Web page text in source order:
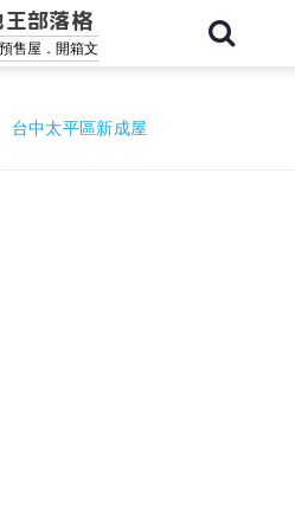
王部落格
售屋．開箱文
台中太平區新成屋